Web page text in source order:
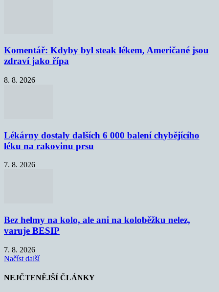
Komentář: Kdyby byl steak lékem, Američané jsou
zdraví jako řípa
8. 8. 2026
Lékárny dostaly dalších 6 000 balení chybějícího
léku na rakovinu prsu
7. 8. 2026
Bez helmy na kolo, ale ani na koloběžku nelez,
varuje BESIP
7. 8. 2026
Načíst další
NEJČTENĚJŠÍ ČLÁNKY